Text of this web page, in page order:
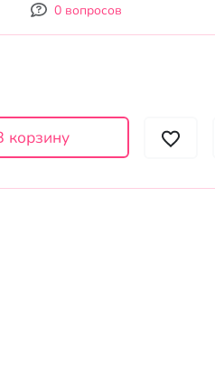
0 вопросов
корзину